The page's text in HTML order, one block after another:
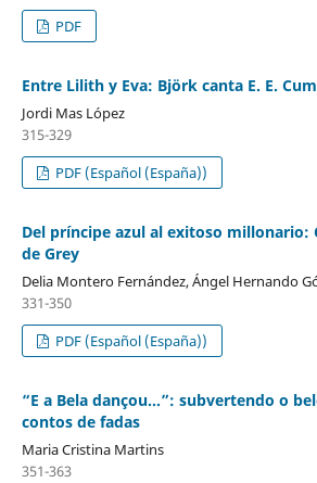
PDF
Entre Lilith y Eva: Björk canta E. E.
Jordi Mas López
315-329
PDF (Español (España))
Del príncipe azul al exitoso millonario:
de Grey
Delia Montero Fernández, Ángel Hernando
331-350
PDF (Español (España))
“E a Bela dançou...”: subvertendo o
contos de fadas
Maria Cristina Martins
351-363